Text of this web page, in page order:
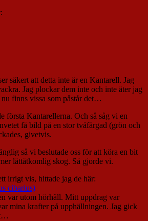
säkert att detta inte är en Kantarell. Jag
Jag plockar dem inte och inte äter jag
finns vissa som påstår det…
första Kantarellerna. Och så såg vi en
få bild på en stor tvåfärgad (grön och
givetvis.
så vi beslutade oss för att köra en bit
lättåtkomlig skog. Så gjorde vi.
irrigt vis, hittade jag de här:
var utom hörhåll. Mitt uppdrag var
mina krafter på upphällningen. Jag gick